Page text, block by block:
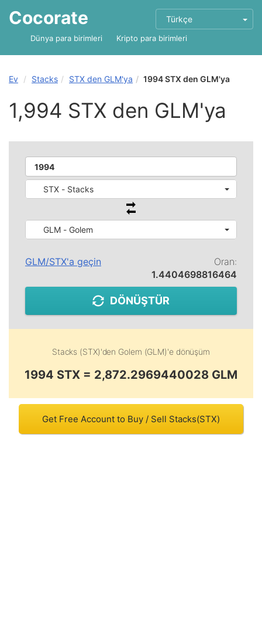
Cocorate Türkçe
Dünya para birimleri Kripto para birimleri
Ev Stacks STX den GLM'ya 1994 STX den GLM'ya
1,994 STX den GLM'ya
STX - Stacks
GLM - Golem
GLM/STX'a geçin
Oran:
1.4404698816464
DÖNÜŞTÜR
Stacks (STX)'den Golem (GLM)'e dönüşüm
1994 STX = 2,872.2969440028 GLM
Get Free Account to Buy / Sell Stacks(STX)